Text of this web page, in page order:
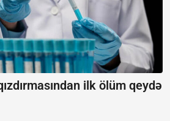
ilk ölüm qeydə